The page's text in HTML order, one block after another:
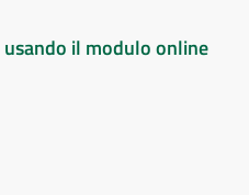
usando il modulo online